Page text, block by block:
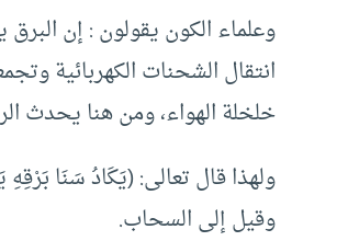
وعلماء الكون يقولون : إن البرق
انتقال الشحنات الكهربائية
خلخلة الهواء، ومن هنا يحدث
ولهذا قال تعالى: (يَكَادُ سَنَا
وقيل إلى السحاب.